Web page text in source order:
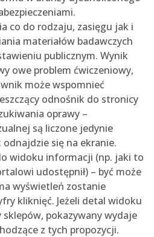
co do rodzaju, zasięgu jak i
materiałów badawczych
publicznym. Wynik
owe problem ćwiczeniowy,
może wspomnieć
odnośnik do stronicy
oprawy –
są liczone jedynie
się na ekranie.
widoku informacji (np. jaki to
udostępnił) – być może
wyświetleń zostanie
kliknięć. Jeżeli detal widoku
pokazywany wydaje
z tych propozycji.